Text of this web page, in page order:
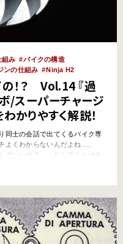
組み
バイクの構造
ンの仕組み Ninja H2
！？ Vol.14 『過
/スーパーチャージ
かりやすく解説！
同士の会話で出てくるバイク専
よくわからないんだよね…。
でいいの？」…なんてことは今
すく解説していくこのコーナ
いこう。 そもそも『…